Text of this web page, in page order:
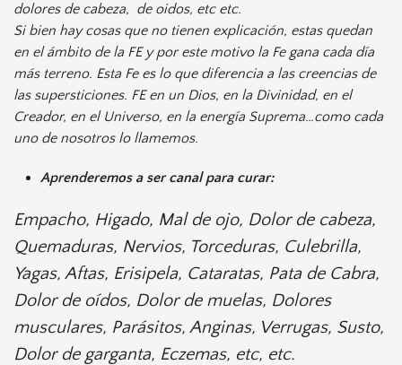
dolores de cabeza, de oidos, etc etc.
Si bien hay cosas que no tienen explicación, estas quedan
en el ámbito de la FE y por este motivo la Fe gana cada día
más terreno. Esta Fe es lo que diferencia a las creencias de
las supersticiones. FE en un Dios, en la Divinidad, en el
Creador, en el Universo, en la energía Suprema…como cada
uno de nosotros lo llamemos.
Aprenderemos a ser canal para curar:
Empacho, Higado, Mal de ojo, Dolor de cabeza,
Quemaduras, Nervios, Torceduras, Culebrilla,
Yagas, Aftas, Erisipela, Cataratas, Pata de Cabra,
Dolor de oídos, Dolor de muelas, Dolores
musculares, Parásitos, Anginas, Verrugas, Susto,
Dolor de garganta, Eczemas, etc, etc.